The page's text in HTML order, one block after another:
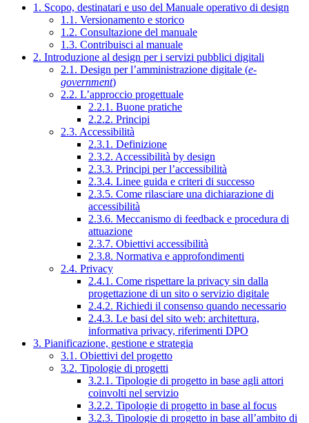
1. Scopo, destinatari e uso del Manuale operativo di design
1.1. Versionamento e storico
1.2. Consultazione del manuale
1.3. Contribuisci al manuale
2. Introduzione al design per i servizi pubblici digitali
2.1. Design per l’amministrazione digitale (e-
government)
2.2. L’approccio progettuale
2.2.1. Buone pratiche
2.2.2. Principi
2.3. Accessibilità
2.3.1. Definizione
2.3.2. Accessibilità by design
2.3.3. Principi per l’accessibilità
2.3.4. Linee guida e criteri di successo
2.3.5. Come rilasciare una dichiarazione di
accessibilità
2.3.6. Meccanismo di feedback e procedura di
attuazione
2.3.7. Obiettivi accessibilità
2.3.8. Normativa e approfondimenti
2.4. Privacy
2.4.1. Come rispettare la privacy sin dalla
progettazione di un sito o servizio digitale
2.4.2. Richiedi il consenso quando necessario
2.4.3. Le basi del sito web: architettura,
informativa privacy, riferimenti DPO
3. Pianificazione, gestione e strategia
3.1. Obiettivi del progetto
3.2. Tipologie di progetti
3.2.1. Tipologie di progetto in base agli attori
coinvolti nel servizio
3.2.2. Tipologie di progetto in base al focus
3.2.3. Tipologie di progetto in base all’ambito di